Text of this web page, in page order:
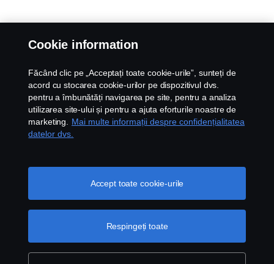
Cookie information
Făcând clic pe „Acceptați toate cookie-urile”, sunteți de
acord cu stocarea cookie-urilor pe dispozitivul dvs.
pentru a îmbunătăți navigarea pe site, pentru a analiza
utilizarea site-ului și pentru a ajuta eforturile noastre de
marketing.
Mai multe informații despre confidențialitatea
datelor dvs.
Respingeți toate
Accept toate cookie-urile